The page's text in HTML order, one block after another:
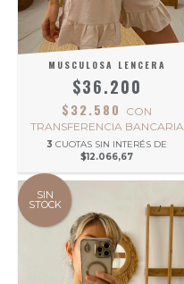
MUSCULOSA LENCERA
$36.200
$32.580
CON
TRANSFERENCIA BANCARIA
3 CUOTAS SIN INTERÉS DE
$12.066,67
SIN
STOCK